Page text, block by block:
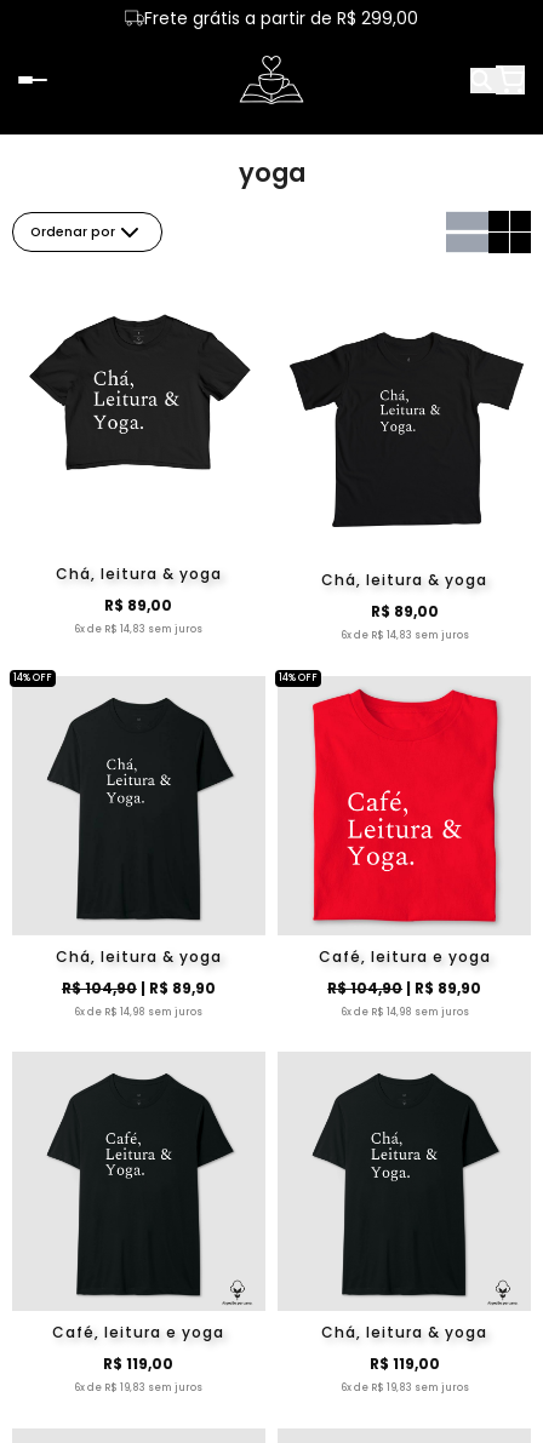
Frete grátis a partir de R$ 299,00
yoga
Ordenar por
Chá, leitura & yoga
R$ 89,00
6x de R$ 14,83 sem juros
Chá, leitura & yoga
R$ 89,00
6x de R$ 14,83 sem juros
Chá, leitura & yoga
R$ 104,90| R$ 89,90
6x de R$ 14,98 sem juros
14% OFF
Café, leitura e yoga
R$ 104,90| R$ 89,90
6x de R$ 14,98 sem juros
14% OFF
Café, leitura e yoga
R$ 119,00
6x de R$ 19,83 sem juros
Chá, leitura & yoga
R$ 119,00
6x de R$ 19,83 sem juros